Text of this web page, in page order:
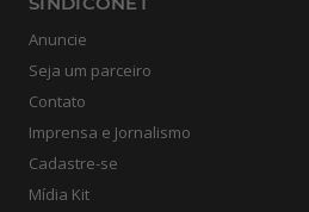
Anuncie
Seja um parceiro
Contato
Imprensa e Jornalismo
Cadastre-se
Mídia Kit